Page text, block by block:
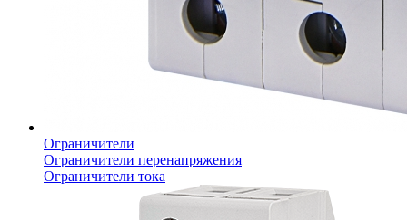
Ограничители
Ограничители перенапряжения
Ограничители тока